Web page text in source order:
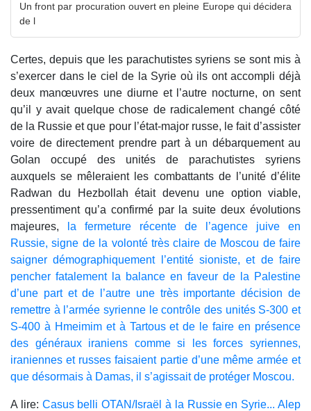
Un front par procuration ouvert en pleine Europe qui décidera
de l
Certes, depuis que les parachutistes syriens se sont mis à
s’exercer dans le ciel de la Syrie où ils ont accompli déjà
deux manœuvres une diurne et l’autre nocturne, on sent
qu’il y avait quelque chose de radicalement changé côté
de la Russie et que pour l’état-major russe, le fait d’assister
voire de directement prendre part à un débarquement au
Golan occupé des unités de parachutistes syriens
auxquels se mêleraient les combattants de l’unité d’élite
Radwan du Hezbollah était devenu une option viable,
pressentiment qu’a confirmé par la suite deux évolutions
majeures,
la fermeture récente de l’agence juive en
Russie, signe de la volonté très claire de Moscou de faire
saigner démographiquement l’entité sioniste, et de faire
pencher fatalement la balance en faveur de la Palestine
d’une part et de l’autre une très importante décision de
remettre à l’armée syrienne le contrôle des unités S-300 et
S-400 à Hmeimim et à Tartous et de le faire en présence
des généraux iraniens comme si les forces syriennes,
iraniennes et russes faisaient partie d’une même armée et
que désormais à Damas, il s’agissait de protéger Moscou.
A lire: Casus belli OTAN/Israël à la Russie en Syrie... Alep